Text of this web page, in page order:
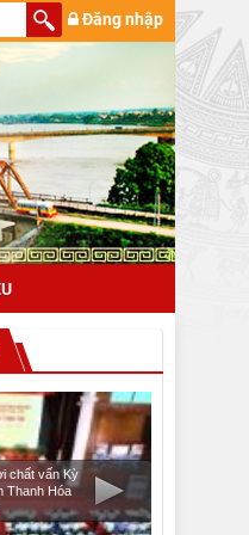
Đăng nhập
chất vấn Kỳ
Thanh Hóa